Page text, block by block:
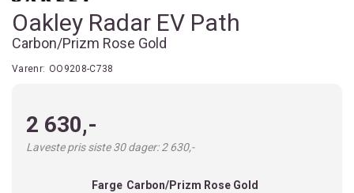
Oakley Radar EV Path
Carbon/Prizm Rose Gold
Varenr: OO9208-C738
2 630,-
Laveste pris siste 30 dager: 2 630,-
Farge Carbon/Prizm Rose Gold